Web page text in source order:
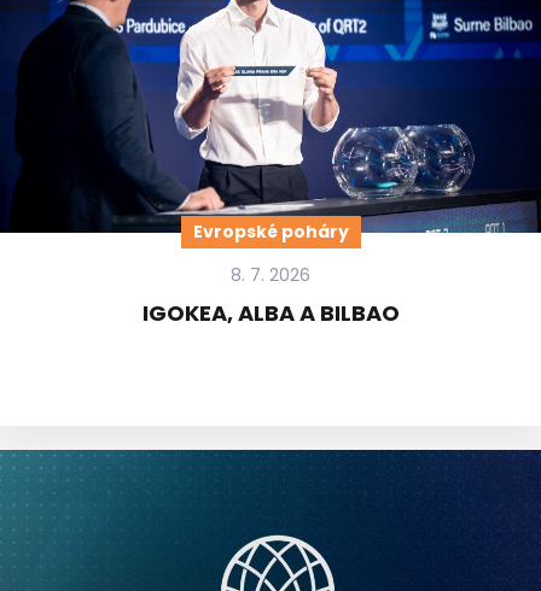
Evropské poháry
8. 7. 2026
IGOKEA, ALBA A BILBAO